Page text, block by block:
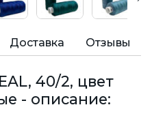
Доставка Отзывы
40/2, цвет
- описание: